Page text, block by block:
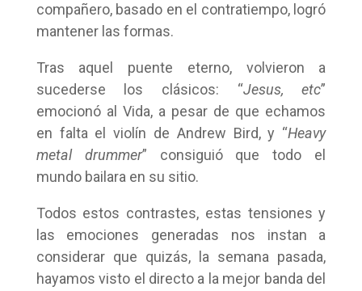
compañero, basado en el contratiempo, logró
mantener las formas.
Tras aquel puente eterno, volvieron a
sucederse los clásicos: “Jesus, etc”
emocionó al Vida, a pesar de que echamos
en falta el violín de Andrew Bird, y “Heavy
metal drummer” consiguió que todo el
mundo bailara en su sitio.
Todos estos contrastes, estas tensiones y
las emociones generadas nos instan a
considerar que quizás, la semana pasada,
hayamos visto el directo a la mejor banda del